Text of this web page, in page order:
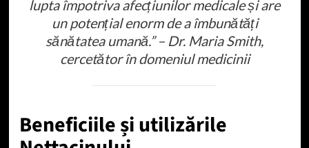
lupta împotriva afecțiunilor medicale și are
un potențial enorm de a îmbunătăți
sănătatea umană.” – Dr. Maria Smith,
cercetător în domeniul medicinii
Beneficiile și utilizările